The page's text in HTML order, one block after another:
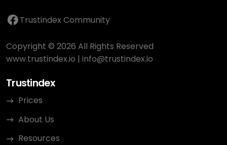
Trustindex Community
Copyright © 2026 All Rights Reserved
www.trustindex.io | info@trustindex.io
Trustindex
Prices
About Us
Resources